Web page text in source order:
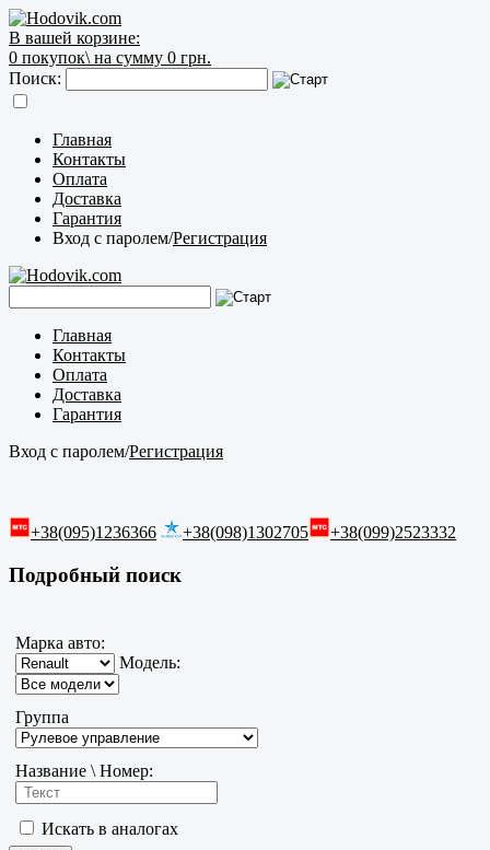
В вашей корзине:
0 покупок\ на сумму 0 грн.
Поиск:
Главная
Контакты
Оплата
Доставка
Гарантия
Вход с паролем/Регистрация
Главная
Контакты
Оплата
Доставка
Гарантия
Вход с паролем/Регистрация
+38(095)1236366 +38(098)1302705 +38(099)2523332
Подробный поиск
Марка авто:
Модель:
Группа
Название \ Номер:
Искать в аналогах